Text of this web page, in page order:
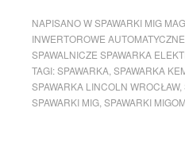
NAPISANO WSPAWARKI MIG
INWERTOROWE
SPAWALNICZE SPAWARKA
TAGI:SPAWARKA SPAWARKA
SPAWARKA LINCOLN WROCŁAW,
SPAWARKI MIG SPAWARKI